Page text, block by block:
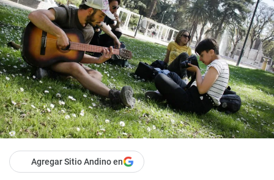
Agregar Sitio Andino en